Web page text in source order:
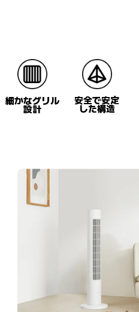
細かなグリル
設計
安全で安定
した構造